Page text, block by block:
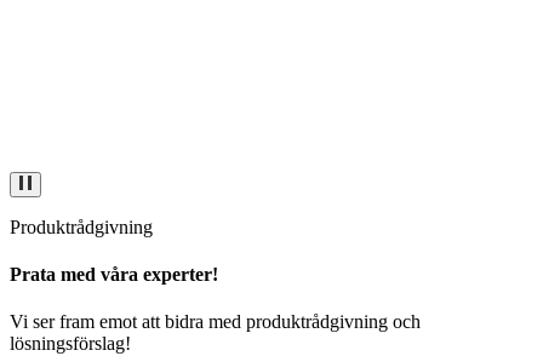
Produktrådgivning
Prata med våra experter!
Vi ser fram emot att bidra med produktrådgivning och
lösningsförslag!